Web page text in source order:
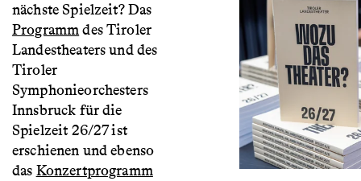
nächste Spielzeit? Das
Programmdes Tiroler
Landestheaters und des
Tiroler
Symphonieorchesters
Innsbruck für die
Spielzeit 26/27 ist
erschienen und ebenso
das Konzertprogramm